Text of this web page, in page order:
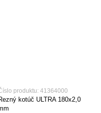
produktu: 41364000
kotúč ULTRA 180x2,0